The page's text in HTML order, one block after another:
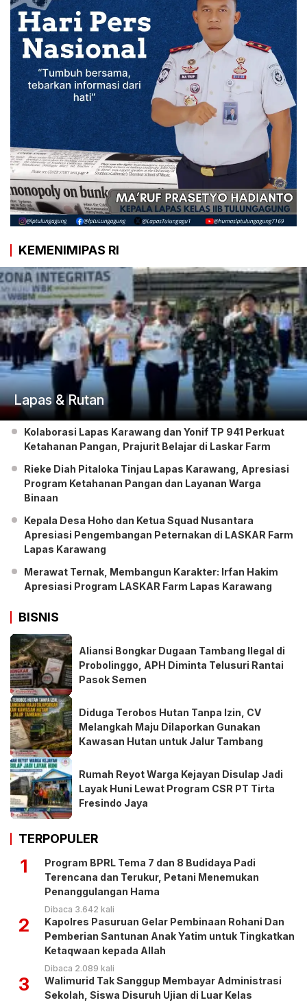
KEMENIMIPAS RI
Lapas & Rutan
Kolaborasi Lapas Karawang dan Yonif TP 941 Perkuat
Ketahanan Pangan, Prajurit Belajar di Laskar Farm
Rieke Diah Pitaloka Tinjau Lapas Karawang, Apresiasi
Program Ketahanan Pangan dan Layanan Warga
Binaan
Kepala Desa Hoho dan Ketua Squad Nusantara
Apresiasi Pengembangan Peternakan di LASKAR Farm
Lapas Karawang
Merawat Ternak, Membangun Karakter: Irfan Hakim
Apresiasi Program LASKAR Farm Lapas Karawang
BISNIS
Aliansi Bongkar Dugaan Tambang Ilegal di
Probolinggo, APH Diminta Telusuri Rantai
Pasok Semen
Diduga Terobos Hutan Tanpa Izin, CV
Melangkah Maju Dilaporkan Gunakan
Kawasan Hutan untuk Jalur Tambang
Rumah Reyot Warga Kejayan Disulap Jadi
Layak Huni Lewat Program CSR PT Tirta
Fresindo Jaya
TERPOPULER
1
Program BPRL Tema 7 dan 8 Budidaya Padi
Terencana dan Terukur, Petani Menemukan
Penanggulangan Hama
Dibaca 3.642 kali
2
Kapolres Pasuruan Gelar Pembinaan Rohani Dan
Pemberian Santunan Anak Yatim untuk Tingkatkan
Ketaqwaan kepada Allah
Dibaca 2.089 kali
3
Walimurid Tak Sanggup Membayar Administrasi
Sekolah, Siswa Disuruh Ujian di Luar Kelas